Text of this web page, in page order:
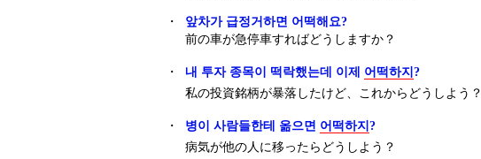
・
앞차가 급정거하면 어떡해요?
前の車が急停車すればどうしますか？
・ 내 투자 종목이 떡락했는데 이제 어떡하지 ?
私の投資銘柄が暴落したけど、これからどうしよう？
・ 병이 사람들한테 옮으면 어떡하지 ?
病気が他の人に移ったらどうしよう？